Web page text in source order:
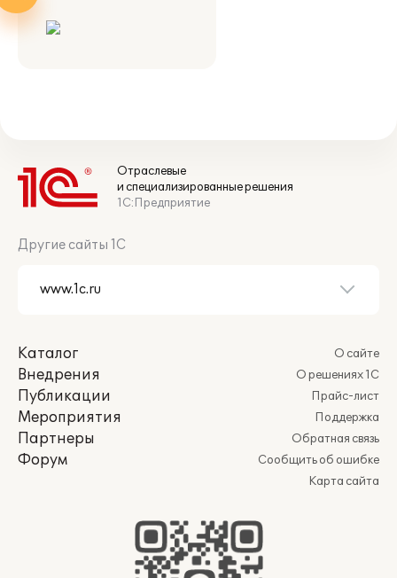
Отраслевые
и специализированные решения
1С:Предприятие
Другие сайты 1С
Каталог
Внедрения
Публикации
Мероприятия
Партнеры
Форум
О сайте
О решениях 1С
Прайс-лист
Поддержка
Обратная связь
Сообщить об ошибке
Карта сайта